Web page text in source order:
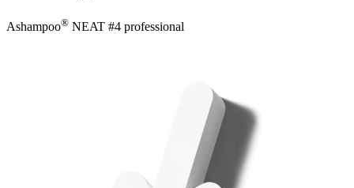
Ashampoo® NEAT #4 professional